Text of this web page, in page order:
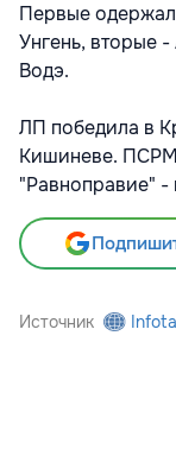
Первые
Унгень, вторые
Водэ.
ЛП победила в
Кишиневе.
"Равноправие" -
Источник